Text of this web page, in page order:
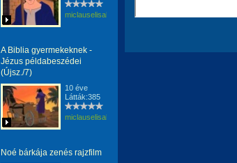
miclauselisabeta
A Biblia gyermekeknek -
Jézus példabeszédei
(Újsz./7)
10 éve
Látták:385
miclauselisabeta
Noé bárkája zenés rajzfilm